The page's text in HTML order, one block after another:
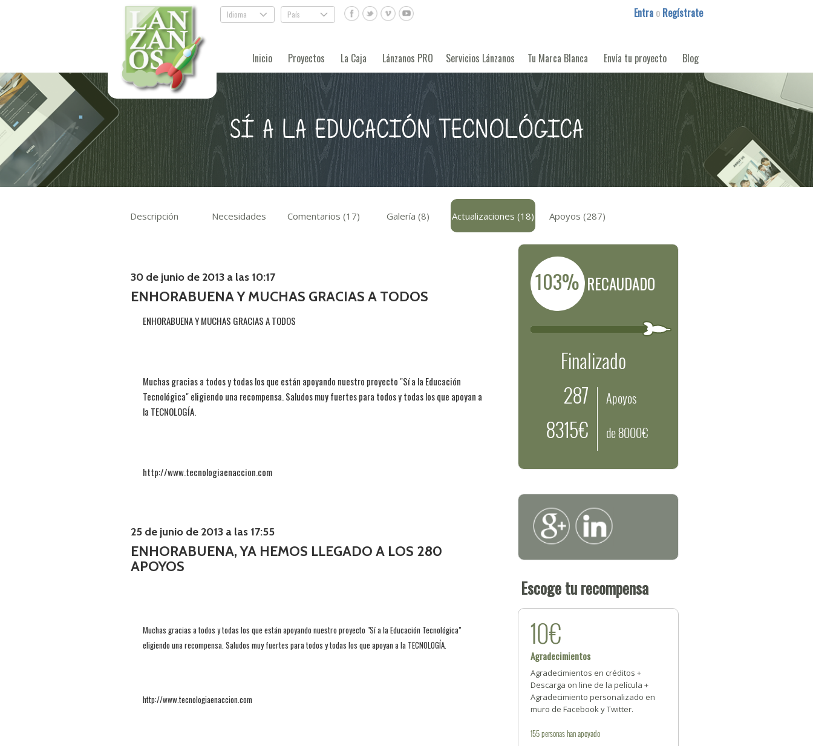
Idioma . País . Entra o Regístrate
Inicio Proyectos La Caja Lánzanos PRO Servicios Lánzanos Tu Marca Blanca Envía tu proyecto Blog
SÍ A LA EDUCACIÓN TECNOLÓGICA
Descripción Necesidades Comentarios (17) Galería (8) Actualizaciones (18) Apoyos (287)
30 de junio de 2013 a las 10:17
ENHORABUENA Y MUCHAS GRACIAS A TODOS
ENHORABUENA Y MUCHAS GRACIAS A TODOS
Muchas gracias a todos y todas los que están apoyando nuestro proyecto "Sí a la Educación
Tecnológica" eligiendo una recompensa. Saludos muy fuertes para todos y todas los que apoyan a
la TECNOLOGÍA.
http://www.tecnologiaenaccion.com
25 de junio de 2013 a las 17:55
ENHORABUENA, YA HEMOS LLEGADO A LOS 280
APOYOS
Muchas gracias a todos y todas los que están apoyando nuestro proyecto "Sí a la Educación Tecnológica"
eligiendo una recompensa. Saludos muy fuertes para todos y todas los que apoyan a la TECNOLOGÍA.
http://www.tecnologiaenaccion.com
103% RECAUDADO
Finalizado
287
8315€
Apoyos
de 8000€
Escoge tu recompensa
10€
Agradecimientos
Agradecimientos en créditos +
Descarga on line de la película +
Agradecimiento personalizado en
muro de Facebook y Twitter.
155personashan apoyado